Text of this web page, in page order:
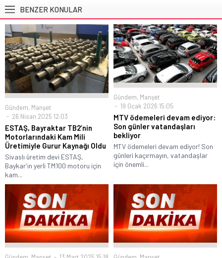
BENZER KONULAR
Gündem, Manşet
26 Nisan 2025 12:03
ESTAŞ, Bayraktar TB2’nin
Motorlarındaki Kam Mili
Üretimiyle Gurur Kaynağı Oldu
Sivaslı üretim devi ESTAŞ,
Baykar’ın yerli TM100 motoru için
kam...
Gündem, Manşet
19 Ocak 2026 15:05
MTV ödemeleri devam ediyor:
Son günler vatandaşları
bekliyor
MTV ödemeleri devam ediyor! Son
günleri kaçırmayın, vatandaşlar
için önemli...